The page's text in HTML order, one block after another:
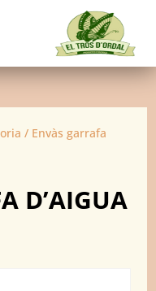
/ Envàs garrafa
D’AIGUA